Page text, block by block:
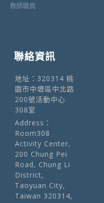
教師職員
聯絡資訊
地址：320314 桃
園市中壢區中北路
200號活動中心
308室
Address：
Room308
Activity Center,
200 Chung Pei
Road, Chung Li
District,
Taoyuan City,
Taiwan 320314,